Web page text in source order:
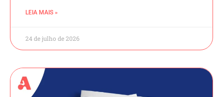
LEIA MAIS »
24 de julho de 2026